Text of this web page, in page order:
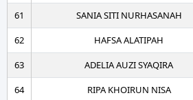
61
SANIA SITI NURHASANAH
62
HAFSA ALATIPAH
63
ADELIA AUZI SYAQIRA
64
RIPA KHOIRUN NISA